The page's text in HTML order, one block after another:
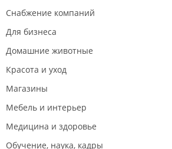
Снабжение компаний
Для бизнеса
Домашние животные
Красота и уход
Магазины
Мебель и интерьер
Медицина и здоровье
Обучение, наука, кадры